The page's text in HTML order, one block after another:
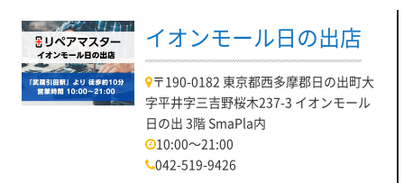
イオンモール日の出店
〒190-0182 東京都西多摩郡日の出町大
字平井字三吉野桜木237-3 イオンモール
日の出 3階 SmaPla内
10:00～21:00
042-519-9426